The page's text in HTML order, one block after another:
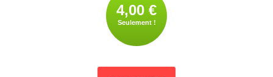
4,00 €
Seulement !